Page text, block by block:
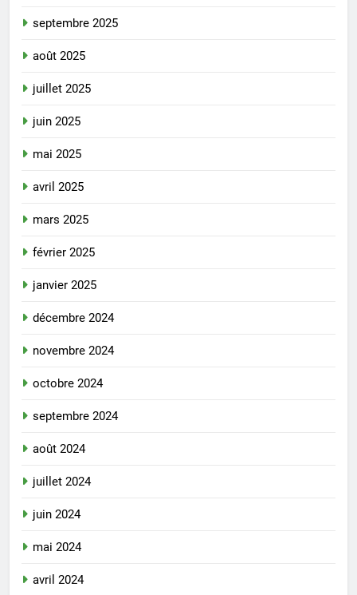
septembre 2025
août 2025
juillet 2025
juin 2025
mai 2025
avril 2025
mars 2025
février 2025
janvier 2025
décembre 2024
novembre 2024
octobre 2024
septembre 2024
août 2024
juillet 2024
juin 2024
mai 2024
avril 2024